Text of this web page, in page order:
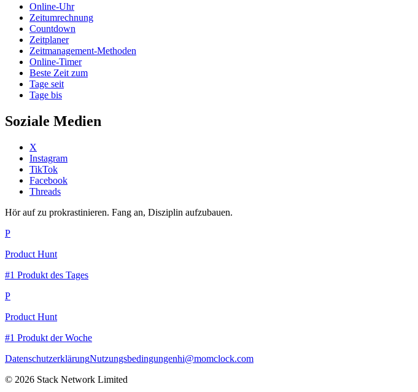
Online-Uhr
Zeitumrechnung
Countdown
Zeitplaner
Zeitmanagement-Methoden
Online-Timer
Beste Zeit zum
Tage seit
Tage bis
Soziale Medien
X
Instagram
TikTok
Facebook
Threads
Hör auf zu prokrastinieren. Fang an, Disziplin aufzubauen.
P
Product Hunt
#1 Produkt des Tages
P
Product Hunt
#1 Produkt der Woche
DatenschutzerklärungNutzungsbedingungenhi@momclock.com
© 2026 Stack Network Limited